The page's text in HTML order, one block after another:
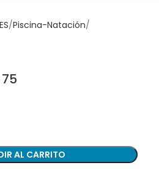
Piscina-Natación
AL CARRITO